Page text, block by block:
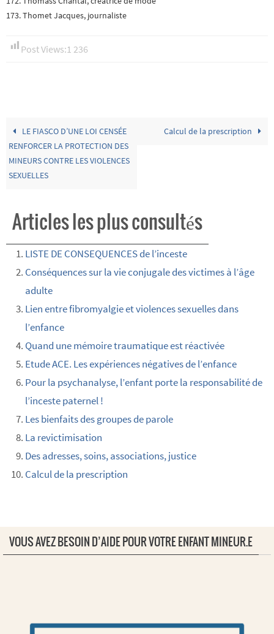
173. Thomet Jacques, journaliste
Post Views:1 236
LE FIASCO D’UNE LOI CENSÉE
RENFORCER LA PROTECTION DES
MINEURS CONTRE LES VIOLENCES
SEXUELLES
Calcul de la prescription
Articles les plus consultés
LISTE DE CONSEQUENCES de l’inceste
Conséquences sur la vie conjugale des victimes à l’âge
adulte
Lien entre fibromyalgie et violences sexuelles dans
l’enfance
Quand une mémoire traumatique est réactivée
Etude ACE. Les expériences négatives de l’enfance
Pour la psychanalyse, l’enfant porte la responsabilité de
l’inceste paternel !
Les bienfaits des groupes de parole
La revictimisation
Des adresses, soins, associations, justice
Calcul de la prescription
VOUS AVEZ BESOIN D’AIDE POUR VOTRE ENFANT MINEUR.E